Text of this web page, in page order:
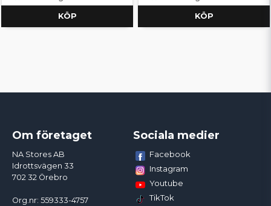
KÖP KÖP
Om företaget
NA Stores AB
Idrottsvägen 33
702 32 Örebro
Org.nr: 559333-4757
Sociala medier
Facebook
Instagram
Youtube
TikTok